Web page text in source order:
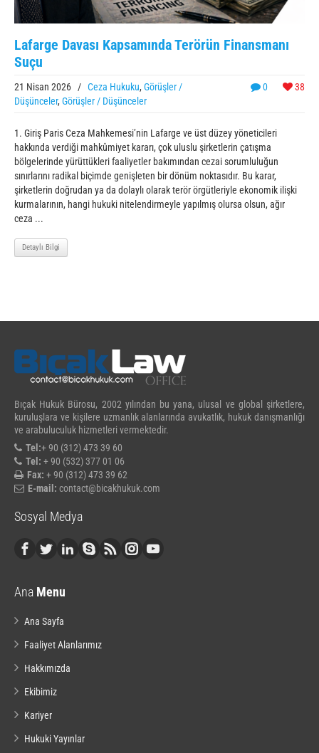
Lafarge Davası Kapsamında Terörün Finansmanı
Suçu
0 38
21 Nisan 2026 / Ceza Hukuku, Görüşler /
Düşünceler, Görüşler / Düşünceler
1. Giriş Paris Ceza Mahkemesi’nin Lafarge ve üst düzey yöneticileri
hakkında verdiği mahkûmiyet kararı, çok uluslu şirketlerin çatışma
bölgelerinde yürüttükleri faaliyetler bakımından cezai sorumluluğun
sınırlarını radikal biçimde genişleten bir dönüm noktasıdır. Bu karar,
şirketlerin doğrudan ya da dolaylı olarak terör örgütleriyle ekonomik ilişki
kurmalarının, hangi hukuki nitelendirmeyle yapılmış olursa olsun, ağır
ceza ...
Detaylı Bilgi
Bıçak Hukuk Bürosu, 2002 yılından bu yana, ulusal ve global şirketlere,
kuruluşlara ve kişilere uzmanlık alanlarında avukatlık, hukuk danışmanlığı
ve arabuluculuk hizmetleri vermektedir.
Tel:+ 90 (312) 473 39 60
Tel: + 90 (532) 377 01 06
Fax: + 90 (312) 473 39 62
E-mail: contact@bicakhukuk.com
Sosyal Medya
Ana Menu
Ana Sayfa
Faaliyet Alanlarımız
Hakkımızda
Ekibimiz
Kariyer
Hukuki Yayınlar